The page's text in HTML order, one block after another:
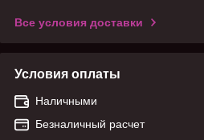
Все условия доставки
Условия оплаты
Наличными
Безналичный расчет